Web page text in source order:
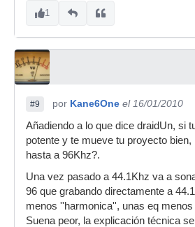
1
#9 por Kane6One el 16/01/2010
Añadiendo a lo que dice draidUn, si
potente y te mueve tu proyecto
hasta a 96Khz?.
Una vez pasado a 44.1Khz va a
96 que grabando directamente a
menos ''harmonica'', unas eq
Suena peor, la explicación técnica